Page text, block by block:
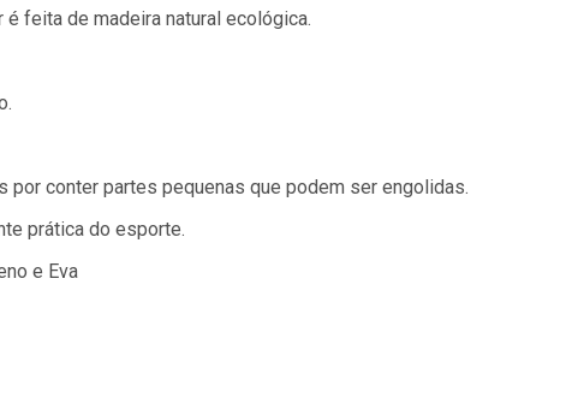
feita de madeira natural ecológica.
por conter partes pequenas que podem ser engolidas.
prática do esporte.
e Eva